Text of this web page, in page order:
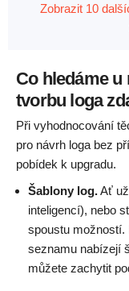
Zobrazit 10
Co hledáme
tvorbu loga
Při vyhodnocování
pro návrh loga bez
pobídek k upgradu.
Šablony log.Ať
inteligencí), nebo
spoustu možností.
seznamu nabízejí
můžete zachytit